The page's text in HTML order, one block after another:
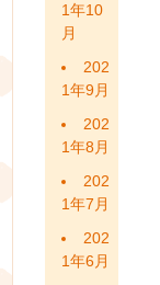
1年10
月
202
1年9月
202
1年8月
202
1年7月
202
1年6月